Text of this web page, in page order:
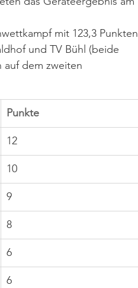
mit 123,3 Punkten
und TV Bühl (beide
auf dem zweiten
Punkte
12
10
9
8
6
6